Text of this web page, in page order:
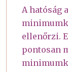
A hatóság
ellenőrzi.
pontosan